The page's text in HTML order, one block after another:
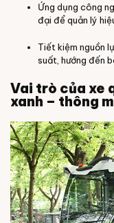
Ứng dụng công
đại để quản lý
Tiết kiệm nguồn
suất, hướng đến
Vai trò của xe
xanh – thông